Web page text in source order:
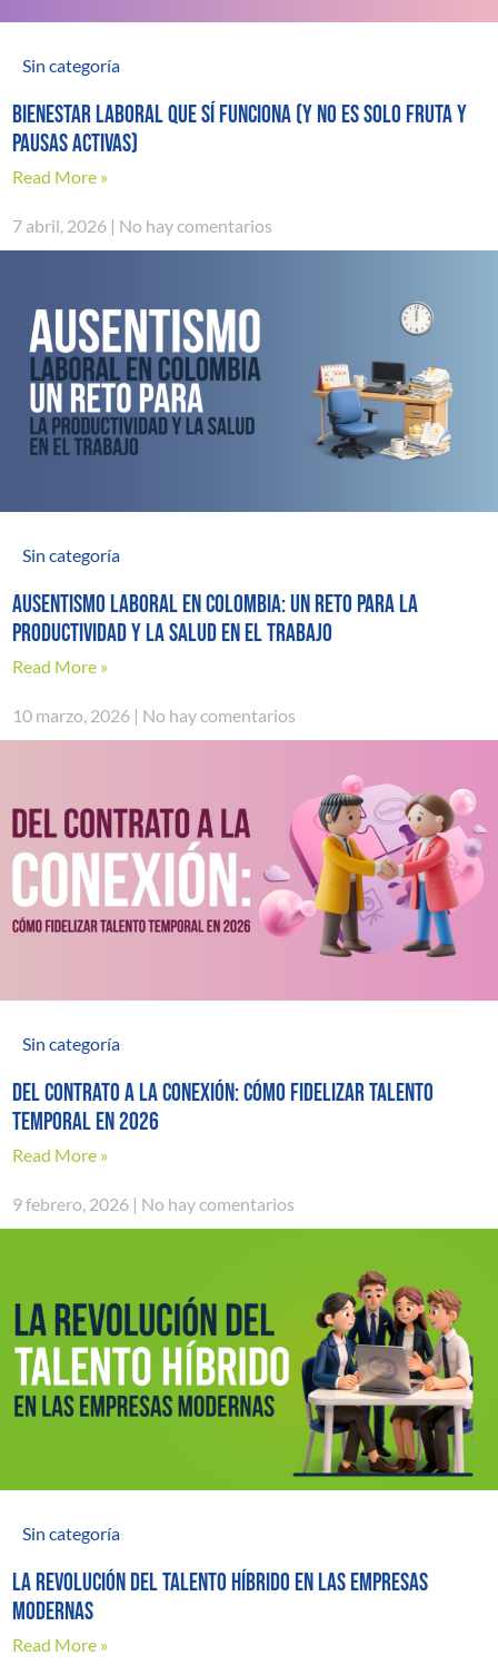
Sin categoría
Bienestar laboral que sí funciona (y no es solo fruta y
pausas activas)
Read More »
7 abril, 2026 No hay comentarios
Sin categoría
AUSENTISMO LABORAL EN COLOMBIA: UN RETO PARA LA
PRODUCTIVIDAD Y LA SALUD EN EL TRABAJO
Read More »
10 marzo, 2026 No hay comentarios
Sin categoría
Del contrato a la conexión: cómo fidelizar talento
temporal en 2026
Read More »
9 febrero, 2026 No hay comentarios
Sin categoría
La revolución del talento híbrido en las empresas
modernas
Read More »